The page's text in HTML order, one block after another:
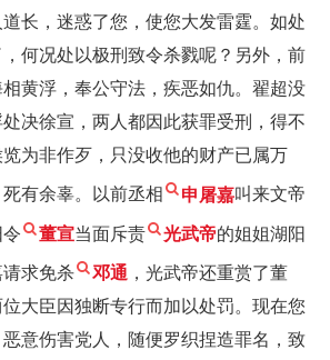
长，迷惑了您，使您大发雷霆。如处
何况处以极刑致令杀戮呢？另外，前
黄浮，奉公守法，疾恶如仇。翟超没
决徐宣，两人都因此获罪受刑，得不
为非作歹，只没收他的财产已属万
有余辜。以前丞相 申屠嘉叫来文帝
董宣当面斥责 光武帝的姐姐湖阳
求免杀 邓通 ，光武帝还重赏了董
大臣因独断专行而加以处罚。现在您
意伤害党人，随便罗织捏造罪名，致